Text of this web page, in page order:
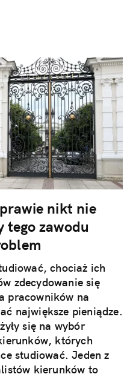
nikt nie
tego zawodu
chociaż ich
zdecydowanie się
pracowników na
największe pieniądze.
się na wybór
których
studiować. Jeden z
kierunków to